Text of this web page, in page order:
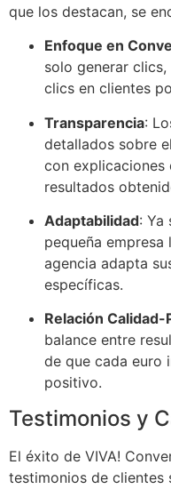
que los destacan, se
Enfoque en
solo generar
clics en clientes
Transparencia:
detallados sobre
con explicaciones
resultados
Adaptabilidad: Ya
pequeña
agencia adapta
específicas.
Relación Calidad-
balance entre
de que cada euro
positivo.
Testimonios y
El éxito de VIVA!
testimonios de clientes